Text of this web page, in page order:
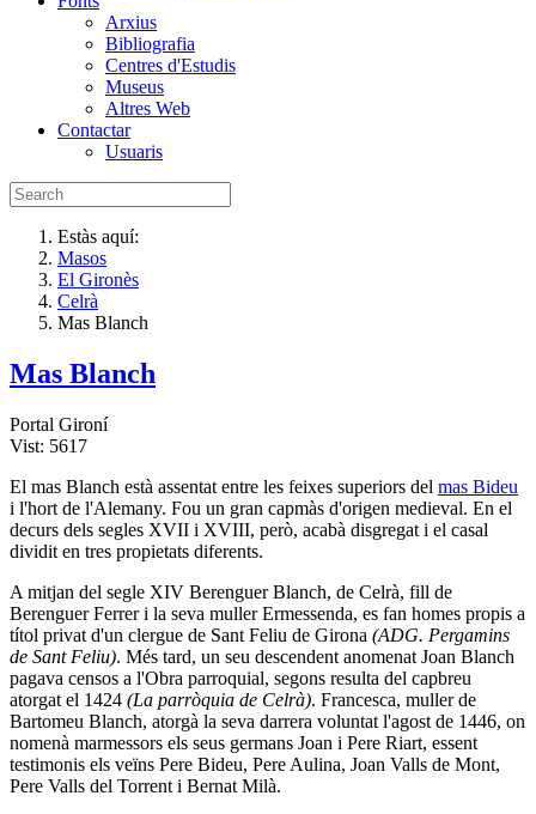
Arxius
Bibliografia
Centres d'Estudis
Museus
Altres Web
Contactar
Usuaris
Estàs aquí:
Masos
El Gironès
Celrà
Mas Blanch
Mas Blanch
Portal Gironí
Vist: 5617
El mas Blanch està assentat entre les feixes superiors del mas Bideu
i l'hort de l'Alemany. Fou un gran capmàs d'origen medieval. En el
decurs dels segles XVII i XVIII, però, acabà disgregat i el casal
dividit en tres propietats diferents.
A mitjan del segle XIV Berenguer Blanch, de Celrà, fill de
Berenguer Ferrer i la seva muller Ermessenda, es fan homes propis a
títol privat d'un clergue de Sant Feliu de Girona (ADG. Pergamins
de Sant Feliu). Més tard, un seu descendent anomenat Joan Blanch
pagava censos a l'Obra parroquial, segons resulta del capbreu
atorgat el 1424 (La parròquia de Celrà). Francesca, muller de
Bartomeu Blanch, atorgà la seva darrera voluntat l'agost de 1446, on
nomenà marmessors els seus germans Joan i Pere Riart, essent
testimonis els veïns Pere Bideu, Pere Aulina, Joan Valls de Mont,
Pere Valls del Torrent i Bernat Milà.